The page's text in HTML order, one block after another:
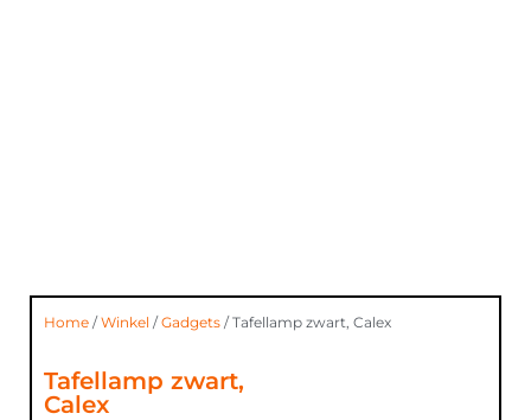
Home /Winkel /Gadgets / Tafellamp zwart, Calex
Tafellamp zwart,
Calex